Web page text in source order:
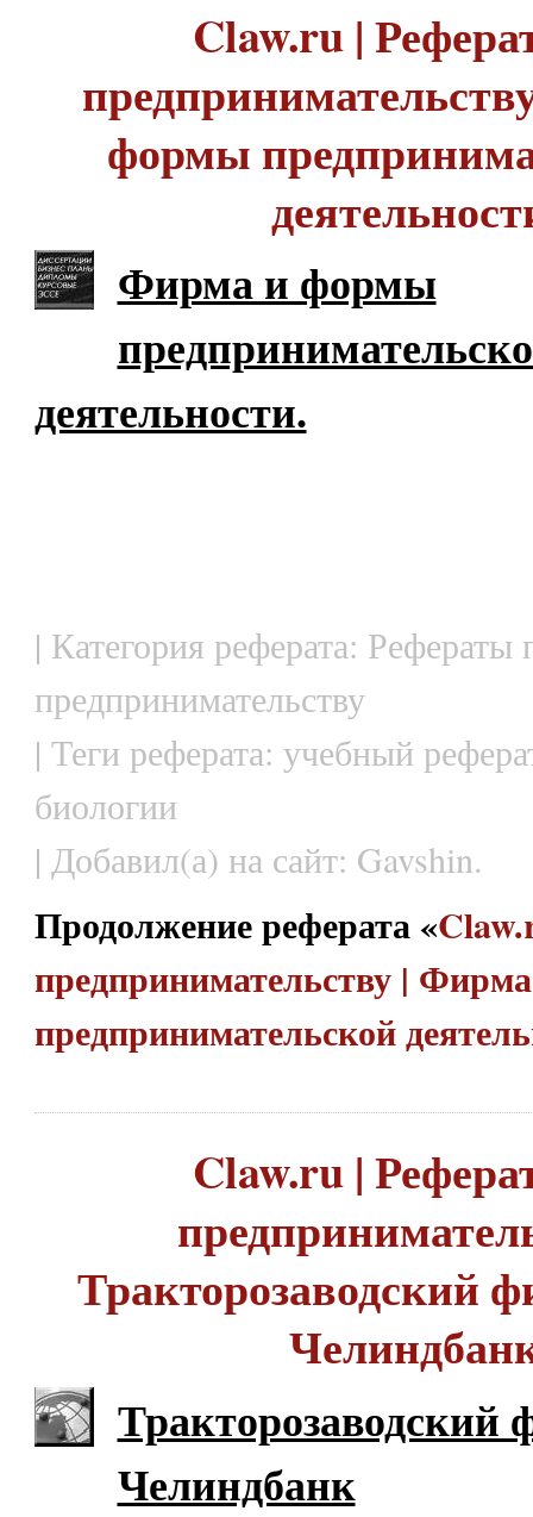
Claw.ru |
формы
Фирма и формы
деятельности.
| Категория реферата: Рефераты
предпринимательству
| Теги реферата: учебный
биологии
| Добавил(а) на сайт: Gavshin.
Продолжение реферата «
предпринимательству |
предпринимательской
Claw.ru |
Тракторозаводский
Челиндбанк